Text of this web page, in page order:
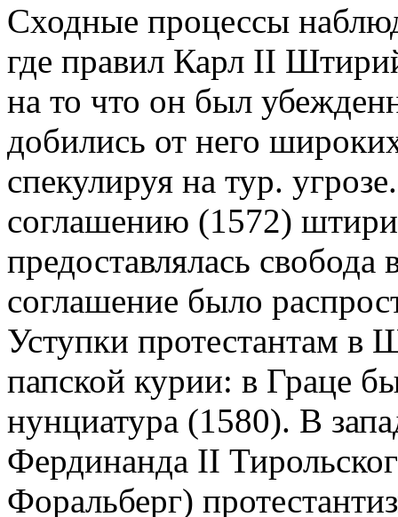
Сходные процессы
где правил Карл II
на то что он был
добились от него
спекулируя на тур.
соглашению (1572)
предоставлялась
соглашение было
Уступки протестантам в
папской курии: в Граце
нунциатура (1580). В
Фердинанда II
Форальберг)